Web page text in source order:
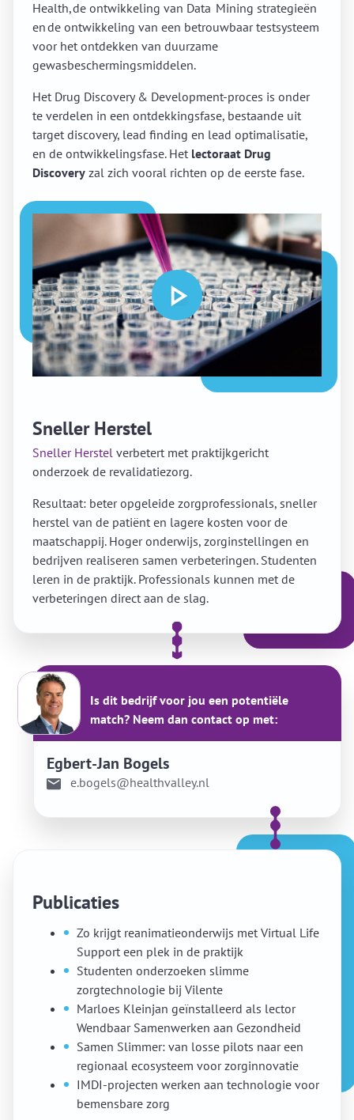
Health, de ontwikkeling van Data Mining strategieën
en de ontwikkeling van een betrouwbaar testsysteem
voor het ontdekken van duurzame
gewasbeschermingsmiddelen.
Het Drug Discovery & Development-proces is onder
te verdelen in een ontdekkingsfase, bestaande uit
target discovery, lead finding en lead optimalisatie,
en de ontwikkelingsfase. Het lectoraat Drug
Discovery zal zich vooral richten op de eerste fase.
Sneller Herstel
Sneller Herstel verbetert met praktijkgericht
onderzoek de revalidatiezorg.
Resultaat: beter opgeleide zorgprofessionals, sneller
herstel van de patiënt en lagere kosten voor de
maatschappij. Hoger onderwijs, zorginstellingen en
bedrijven realiseren samen verbeteringen. Studenten
leren in de praktijk. Professionals kunnen met de
verbeteringen direct aan de slag.
Is dit bedrijf voor jou een potentiële
match? Neem dan contact op met:
Egbert-Jan Bogels
e.bogels@healthvalley.nl
Publicaties
Zo krijgt reanimatieonderwijs met Virtual Life
Support een plek in de praktijk
Studenten onderzoeken slimme
zorgtechnologie bij Vilente
Marloes Kleinjan geïnstalleerd als lector
Wendbaar Samenwerken aan Gezondheid
Samen Slimmer: van losse pilots naar een
regionaal ecosysteem voor zorginnovatie
IMDI-projecten werken aan technologie voor
bemensbare zorg